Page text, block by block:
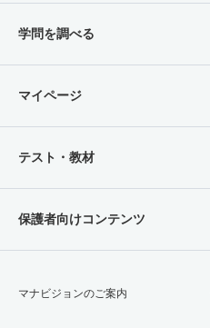
学問を調べる
マイページ
テスト・教材
保護者向けコンテンツ
マナビジョンのご案内